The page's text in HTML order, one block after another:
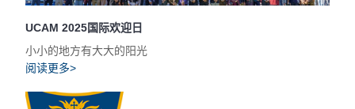
UCAM 2025国际欢迎日
小小的地方有大大的阳光
阅读更多>